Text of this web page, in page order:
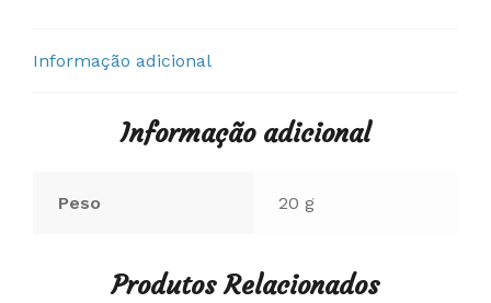
Informação adicional
Informação adicional
Peso 20 g
Produtos Relacionados